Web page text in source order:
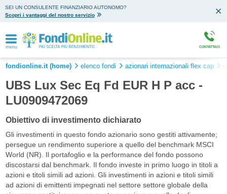
SEI UN CONSULENTE FINANZIARIO AUTONOMO?
Scopri i vantaggi del nostro servizio
menu CONTATTACI
fondionline.it (home) elenco fondi azionari internazionali flex cap
UBS Lux Sec Eq Fd EUR H P acc -
LU0909472069
Obiettivo di investimento dichiarato
Gli investimenti in questo fondo azionario sono gestiti attivamente;
persegue un rendimento superiore a quello del benchmark MSCI
World (NR). Il portafoglio e la performance del fondo possono
discostarsi dal benchmark. Il fondo investe in primo luogo in titoli a
azioni e titoli simili ad azioni. Gli investimenti in azioni e titoli simili
ad azioni di emittenti impegnati nel settore settore globale della